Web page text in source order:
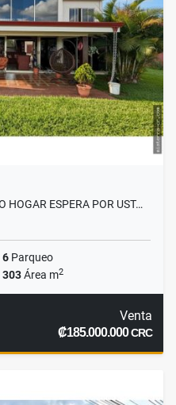
HOGAR ESPERA POR UST…
6 Parqueo
303Área m2
Venta
₡185.000.000CRC